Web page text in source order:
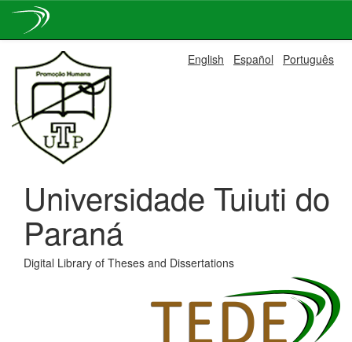
navigation
English Español Português
Universidade Tuiuti do
Paraná
Digital Library of Theses and Dissertations